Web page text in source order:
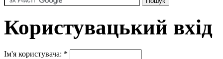
Користувацький вхід
Ім'я користувача: *